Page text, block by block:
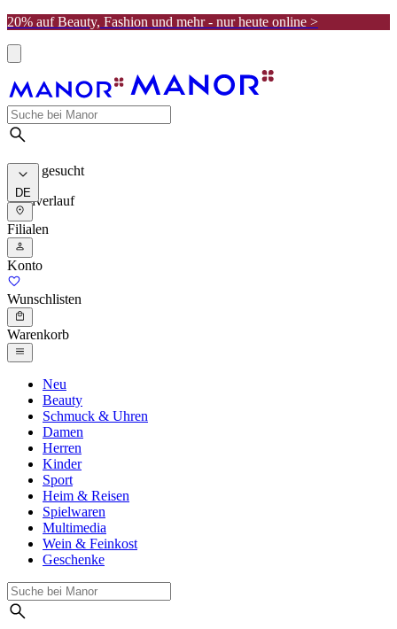
20% auf Beauty, Fashion und mehr - nur heute online >
Meist gesucht
Suchverlauf
DE
Filialen
Konto
Wunschlisten
Warenkorb
Neu
Beauty
Schmuck & Uhren
Damen
Herren
Kinder
Sport
Heim & Reisen
Spielwaren
Multimedia
Wein & Feinkost
Geschenke